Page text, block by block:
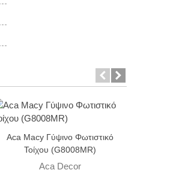
-15%
Aca Macy Γύψινο Φωτιστικό
Τοίχου (G8008MR)
Aca Decor